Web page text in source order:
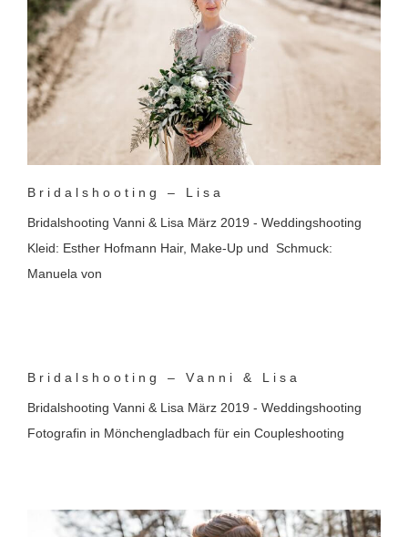
Bridalshooting – Lisa
Bridalshooting Vanni & Lisa März 2019 - Weddingshooting
Kleid: Esther Hofmann Hair, Make-Up und Schmuck:
Manuela von
Bridalshooting – Vanni & Lisa
Bridalshooting Vanni & Lisa März 2019 - Weddingshooting
Fotografin in Mönchengladbach für ein Coupleshooting